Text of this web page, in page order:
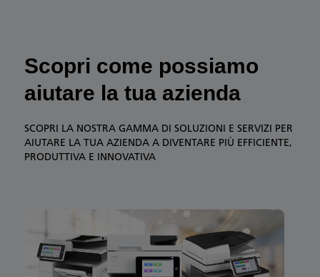
Scopri come possiamo
aiutare la tua azienda
SCOPRI LA NOSTRA GAMMA DI SOLUZIONI E SERVIZI PER
AIUTARE LA TUA AZIENDA A DIVENTARE PIÙ EFFICIENTE,
PRODUTTIVA E INNOVATIVA